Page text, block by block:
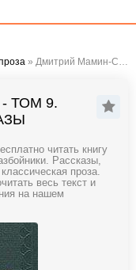
» Дмитрий Мамин-Сибиряк - Том 9. Хлеб. Разбойники. Рассказы
ТОМ 9.
читать книгу
Рассказы,
проза.
весь текст и
на нашем